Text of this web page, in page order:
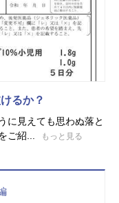
るか？
に見えても思わぬ落と
ご紹...
もっと見る